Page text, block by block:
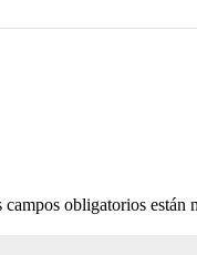
campos obligatorios están